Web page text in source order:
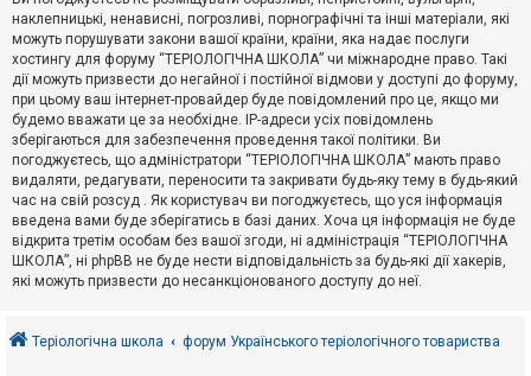
й
А
к
т
и
в
н
т
е
м
и
о
наклепницькі, ненависні, погрозливі, порнографічні та інші матеріали, які
можуть порушувати закони вашої країни, країни, яка надає послуги
хостингу для форуму “ТЕРІОЛОГІЧНА ШКОЛА” чи міжнародне право. Такі
дії можуть призвести до негайної і постійної відмови у доступі до форуму,
при цьому ваш інтернет-провайдер буде повідомлений про це, якщо ми
будемо вважати це за необхідне. IP-адреси усіх повідомлень
зберігаються для забезпечення проведення такої політики. Ви
погоджуєтесь, що адміністратори “ТЕРІОЛОГІЧНА ШКОЛА” мають право
видаляти, редагувати, переносити та закривати будь-яку тему в будь-який
час на свій розсуд . Як користувач ви погоджуєтесь, що уся інформація
введена вами буде зберігатись в базі даних. Хоча ця інформація не буде
відкрита третім особам без вашої згоди, ні адміністрація “ТЕРІОЛОГІЧНА
ШКОЛА”, ні phpBB не буде нести відповідальність за будь-які дії хакерів,
які можуть призвести до несанкціонованого доступу до неї.
Теріологічна школа форум Українського теріологічного товариства